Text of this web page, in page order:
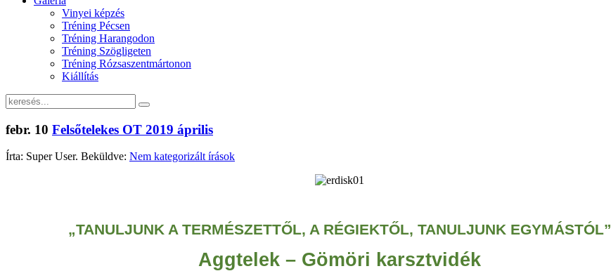
Vinyei képzés
Tréning Pécsen
Tréning Harangodon
Tréning Szögligeten
Tréning Rózsaszentmártonon
Kiállítás
febr. 10 Felsőtelekes OT 2019 április
Írta: Super User. Beküldve: Nem kategorizált írások
„TANULJUNK A TERMÉSZETTŐL, A RÉGIEKTŐL, TANULJUNK EGYMÁSTÓL”
Aggtelek – Gömöri karsztvidék